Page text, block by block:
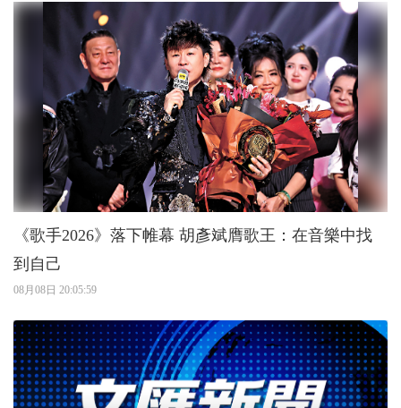
《歌手2026》落下帷幕 胡彥斌膺歌王：在音樂中找
到自己
08月08日 20:05:59